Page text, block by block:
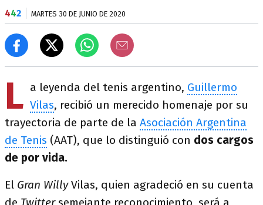
442 MARTES 30 DE JUNIO DE 2020
L a leyenda del tenis argentino, Guillermo
Vilas, recibió un merecido homenaje por su
trayectoria de parte de la Asociación Argentina
de Tenis (AAT), que lo distinguió con dos cargos
de por vida.
El Gran WillyVilas, quien agradeció en su cuenta